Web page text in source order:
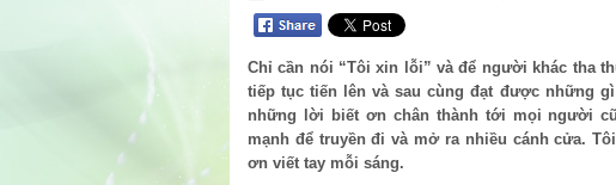
Chỉ cần nói “Tôi xin lỗi” và để người khác tha
tiếp tục tiến lên và sau cùng đạt được những
những lời biết ơn chân thành tới mọi người
mạnh để truyền đi và mở ra nhiều cánh cửa.
ơn viết tay mỗi sáng.